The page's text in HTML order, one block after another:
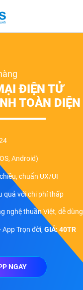
ĐIỆN TỬ
TOÀN DIỆN
Android)
chuẩn UX/UI
quả với chi phí thấp
nghệ thuần Việt, dễ dùng
App Trọn đời, GIÁ: 40TR
NGAY